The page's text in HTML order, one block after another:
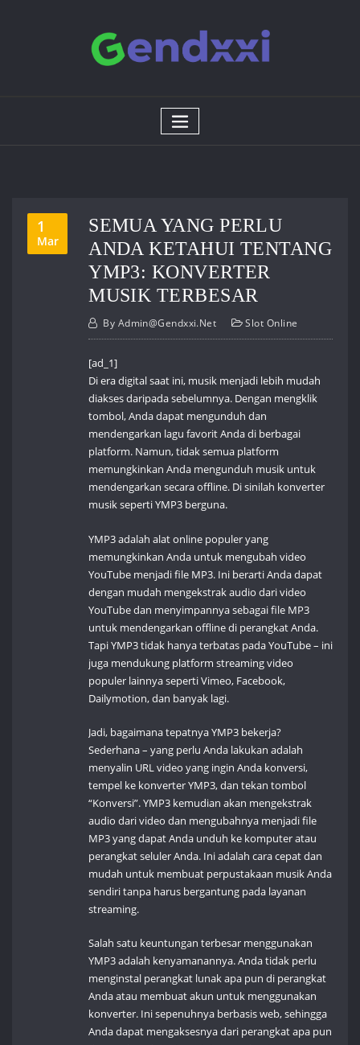
1
Mar
SEMUA YANG PERLU
ANDA KETAHUI TENTANG
YMP3: KONVERTER
MUSIK TERBESAR
By Admin@gendxxi.net Slot Online
[ad_1]
Di era digital saat ini, musik menjadi lebih mudah
diakses daripada sebelumnya. Dengan mengklik
tombol, Anda dapat mengunduh dan
mendengarkan lagu favorit Anda di berbagai
platform. Namun, tidak semua platform
memungkinkan Anda mengunduh musik untuk
mendengarkan secara offline. Di sinilah konverter
musik seperti YMP3 berguna.
YMP3 adalah alat online populer yang
memungkinkan Anda untuk mengubah video
YouTube menjadi file MP3. Ini berarti Anda dapat
dengan mudah mengekstrak audio dari video
YouTube dan menyimpannya sebagai file MP3
untuk mendengarkan offline di perangkat Anda.
Tapi YMP3 tidak hanya terbatas pada YouTube – ini
juga mendukung platform streaming video
populer lainnya seperti Vimeo, Facebook,
Dailymotion, dan banyak lagi.
Jadi, bagaimana tepatnya YMP3 bekerja?
Sederhana – yang perlu Anda lakukan adalah
menyalin URL video yang ingin Anda konversi,
tempel ke konverter YMP3, dan tekan tombol
“Konversi”. YMP3 kemudian akan mengekstrak
audio dari video dan mengubahnya menjadi file
MP3 yang dapat Anda unduh ke komputer atau
perangkat seluler Anda. Ini adalah cara cepat dan
mudah untuk membuat perpustakaan musik Anda
sendiri tanpa harus bergantung pada layanan
streaming.
Salah satu keuntungan terbesar menggunakan
YMP3 adalah kenyamanannya. Anda tidak perlu
menginstal perangkat lunak apa pun di perangkat
Anda atau membuat akun untuk menggunakan
konverter. Ini sepenuhnya berbasis web, sehingga
Anda dapat mengaksesnya dari perangkat apa pun